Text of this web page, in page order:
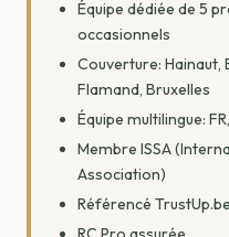
Équipe dédiée de 5
occasionnels
Couverture:
Flamand, Bruxelles
Équipe multilingue:
Membre ISSA
Association)
Référencé TrustUp.be